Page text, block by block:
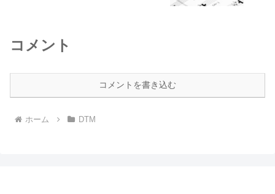
コメント
コメントを書き込む
ホーム DTM